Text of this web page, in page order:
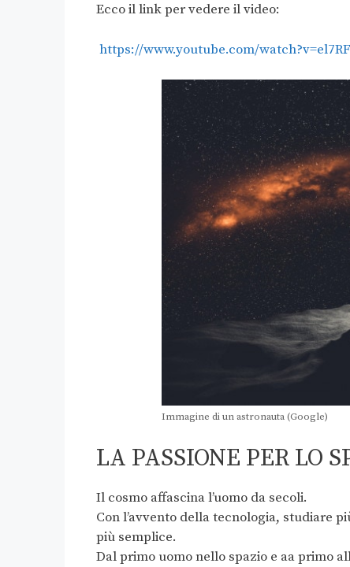
Ecco il link per vedere il video:
https://www.youtube.com/
Immagine di un astronauta (Google)
LA PASSIONE PER LO
Il cosmo affascina l’uomo da secoli.
Con l’avvento della tecnologia, studiare
più semplice.
Dal primo uomo nello spazio e aa primo